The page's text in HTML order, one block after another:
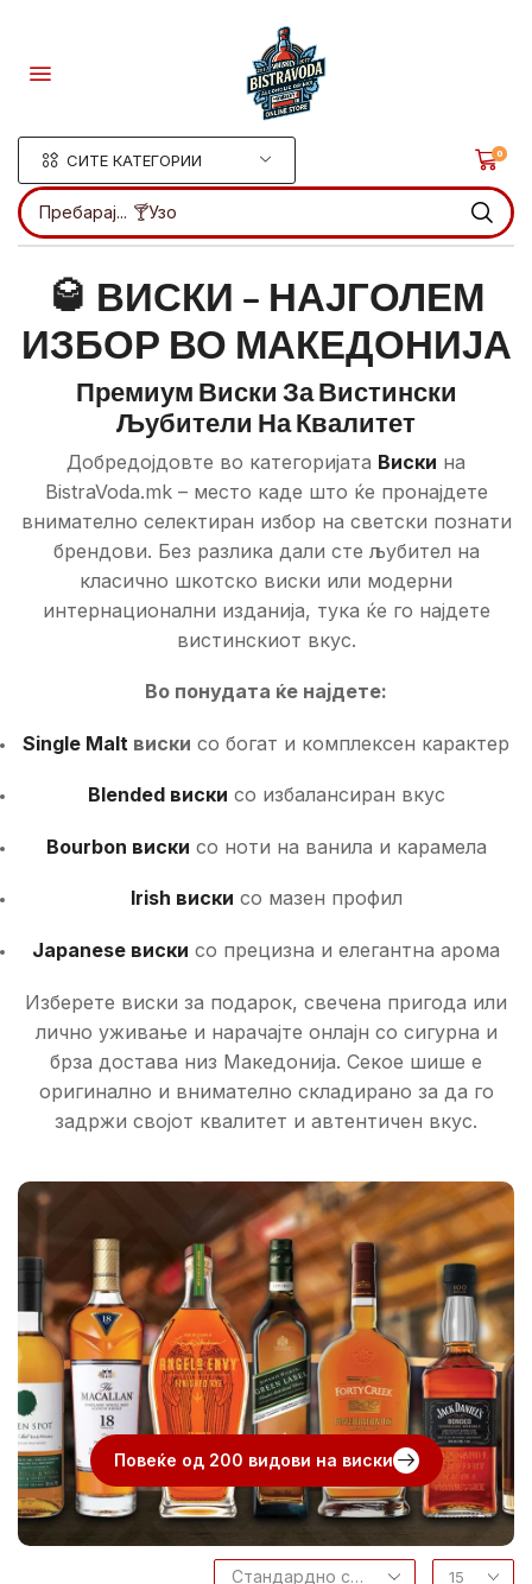
СИТЕ КАТЕГОРИИ
Пребарај... 🍸Узо
0
🥃 ВИСКИ – НАЈГОЛЕМ
ИЗБОР ВО МАКЕДОНИЈА
Премиум Виски За Вистински
Љубители На Квалитет
Добредојдовте во категоријата Виски на
BistraVoda.mk – место каде што ќе пронајдете
внимателно селектиран избор на светски познати
брендови. Без разлика дали сте љубител на
класично шкотско виски или модерни
интернационални изданија, тука ќе го најдете
вистинскиот вкус.
Во понудата ќе најдете:
Single Malt виски со богат и комплексен карактер
Blended виски со избалансиран вкус
Bourbon виски со ноти на ванила и карамела
Irish виски со мазен профил
Japanese виски со прецизна и елегантна арома
Изберете виски за подарок, свечена пригода или
лично уживање и нарачајте онлајн со сигурна и
брза достава низ Македонија. Секое шише е
оригинално и внимателно складирано за да го
задржи својот квалитет и автентичен вкус.
.
Повеќе од 200 видови на виски